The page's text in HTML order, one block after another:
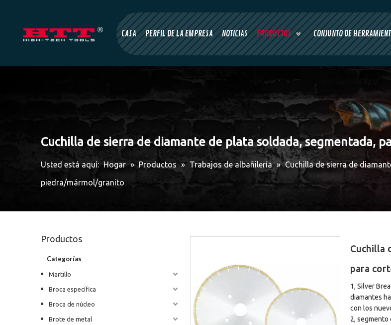
CASA PERFIL DE LA EMPRESA NOTICIAS PRODUCTOS CONJUNTO DE
Cuchilla de sierra de diamante de plata soldada, segmentada,
Usted está aquí: Hogar » Productos » Trabajos de albañilería » Cuchilla de sierra de
piedra/mármol/granito
Productos
Categorías
Martillo
Broca específica
Broca de núcleo
Brote de metal
Cuchilla
para
1, Silver
diamantes
con los
2, segmento